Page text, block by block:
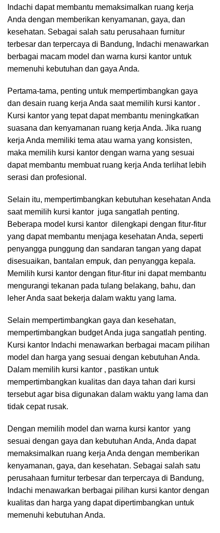
Indachi dapat membantu memaksimalkan ruang kerja
Anda dengan memberikan kenyamanan, gaya, dan
kesehatan. Sebagai salah satu perusahaan furnitur
terbesar dan terpercaya di Bandung, Indachi menawarkan
berbagai macam model dan warna kursi kantor untuk
memenuhi kebutuhan dan gaya Anda.
Pertama-tama, penting untuk mempertimbangkan gaya
dan desain ruang kerja Anda saat memilih kursi kantor .
Kursi kantor yang tepat dapat membantu meningkatkan
suasana dan kenyamanan ruang kerja Anda. Jika ruang
kerja Anda memiliki tema atau warna yang konsisten,
maka memilih kursi kantor dengan warna yang sesuai
dapat membantu membuat ruang kerja Anda terlihat lebih
serasi dan profesional.
Selain itu, mempertimbangkan kebutuhan kesehatan Anda
saat memilih kursi kantor juga sangatlah penting.
Beberapa model kursi kantor dilengkapi dengan fitur-fitur
yang dapat membantu menjaga kesehatan Anda, seperti
penyangga punggung dan sandaran tangan yang dapat
disesuaikan, bantalan empuk, dan penyangga kepala.
Memilih kursi kantor dengan fitur-fitur ini dapat membantu
mengurangi tekanan pada tulang belakang, bahu, dan
leher Anda saat bekerja dalam waktu yang lama.
Selain mempertimbangkan gaya dan kesehatan,
mempertimbangkan budget Anda juga sangatlah penting.
Kursi kantor Indachi menawarkan berbagai macam pilihan
model dan harga yang sesuai dengan kebutuhan Anda.
Dalam memilih kursi kantor , pastikan untuk
mempertimbangkan kualitas dan daya tahan dari kursi
tersebut agar bisa digunakan dalam waktu yang lama dan
tidak cepat rusak.
Dengan memilih model dan warna kursi kantor yang
sesuai dengan gaya dan kebutuhan Anda, Anda dapat
memaksimalkan ruang kerja Anda dengan memberikan
kenyamanan, gaya, dan kesehatan. Sebagai salah satu
perusahaan furnitur terbesar dan terpercaya di Bandung,
Indachi menawarkan berbagai pilihan kursi kantor dengan
kualitas dan harga yang dapat dipertimbangkan untuk
memenuhi kebutuhan Anda.